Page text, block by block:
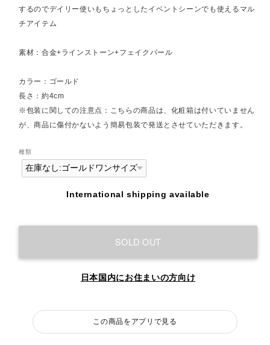
するのでデイリー使いもちょっとしたイベントシーンでも使えるマル
チアイテム
素材：合金+ラインストーン+フェイクパール
カラー：ゴールド
長さ：約4cm
※包装に関しての注意点：こちらの商品は、化粧箱は付いていません
が、商品に傷付かないよう簡易包装で発送とさせていただきます。
種類
International shipping available
SOLD OUT
日本国内にお住まいの方向け
この商品をアプリで見る